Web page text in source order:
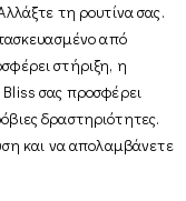
τη ρουτίνα σας.
από
στήριξη, η
σας προσφέρει
δραστηριότητες.
και να απολαμβάνετε